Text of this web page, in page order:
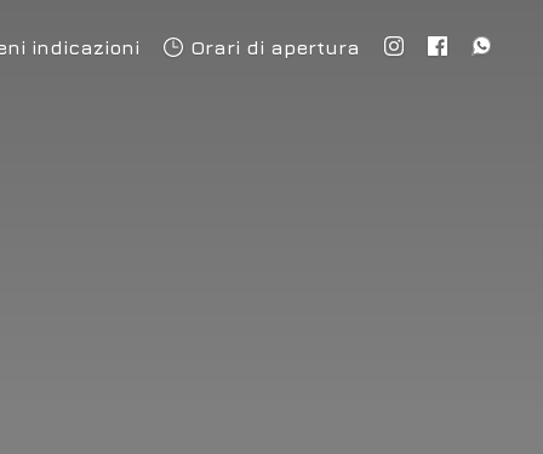
indicazioni Orari di apertura